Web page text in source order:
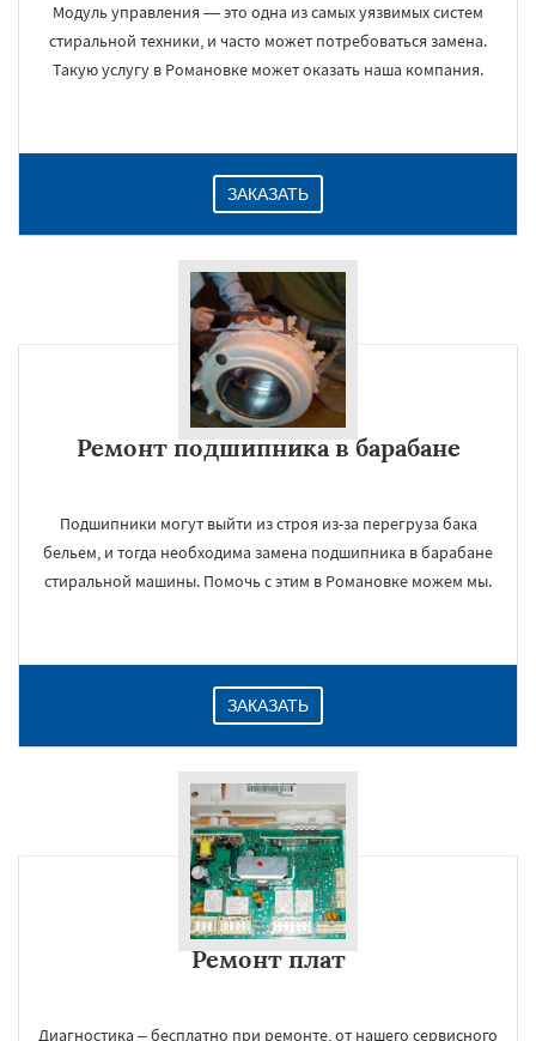
Модуль управления — это одна из самых уязвимых систем
стиральной техники, и часто может потребоваться замена.
Такую услугу в Романовке может оказать наша компания.
ЗАКАЗАТЬ
Ремонт подшипника в барабане
Подшипники могут выйти из строя из-за перегруза бака
бельем, и тогда необходима замена подшипника в барабане
стиральной машины. Помочь с этим в Романовке можем мы.
ЗАКАЗАТЬ
Ремонт плат
Диагностика – бесплатно при ремонте, от нашего сервисного